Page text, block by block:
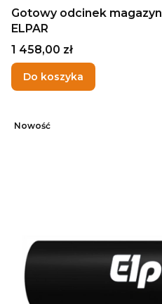
Gotowy odcinek
ELPAR
Cena
1 458,00 zł
Do koszyka
Nowość